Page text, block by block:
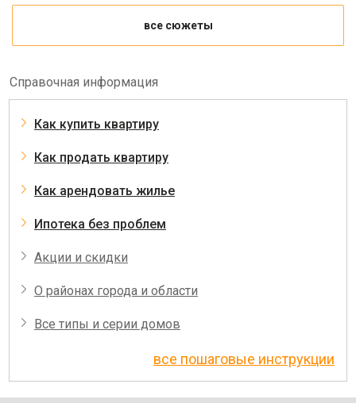
все сюжеты
Справочная информация
Как купить квартиру
Как продать квартиру
Как арендовать жилье
Ипотека без проблем
Акции и скидки
О районах города и области
Все типы и серии домов
все пошаговые инструкции